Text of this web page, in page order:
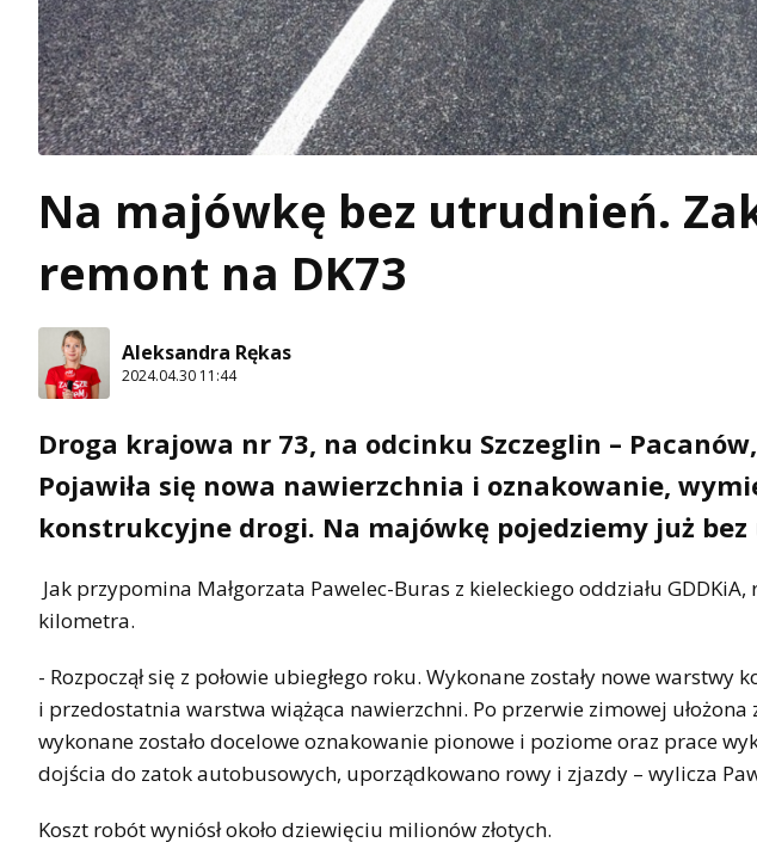
Na majówkę bez utrudnień.
remont na DK73
Aleksandra Rękas
2024.04.30 11:44
Droga krajowa nr 73, na odcinku Szczeglin –
Pojawiła się nowa nawierzchnia i oznakowanie,
konstrukcyjne drogi. Na majówkę pojedziemy już
Jak przypomina Małgorzata Pawelec-Buras z kieleckiego oddziału
kilometra.
- Rozpoczął się z połowie ubiegłego roku. Wykonane zostały nowe
i przedostatnia warstwa wiążąca nawierzchni. Po przerwie zimowej
wykonane zostało docelowe oznakowanie pionowe i poziome oraz prace
dojścia do zatok autobusowych, uporządkowano rowy i zjazdy – wylicza
Koszt robót wyniósł około dziewięciu milionów złotych.